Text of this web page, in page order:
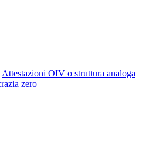
Attestazioni OIV o struttura analoga
zero